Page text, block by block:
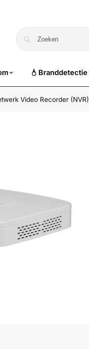
Branddetectie
Video Recorder (NVR)